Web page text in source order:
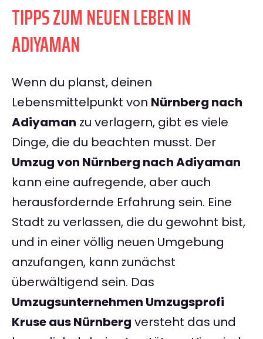
TIPPS ZUM NEUEN LEBEN IN
ADIYAMAN
Wenn du planst, deinen
Lebensmittelpunkt von Nürnberg nach
Adiyaman zu verlagern, gibt es viele
Dinge, die du beachten musst. Der
Umzug von Nürnberg nach Adiyaman
kann eine aufregende, aber auch
herausfordernde Erfahrung sein. Eine
Stadt zu verlassen, die du gewohnt bist,
und in einer völlig neuen Umgebung
anzufangen, kann zunächst
überwältigend sein. Das
Umzugsunternehmen Umzugsprofi
Kruse aus Nürnberg versteht das und